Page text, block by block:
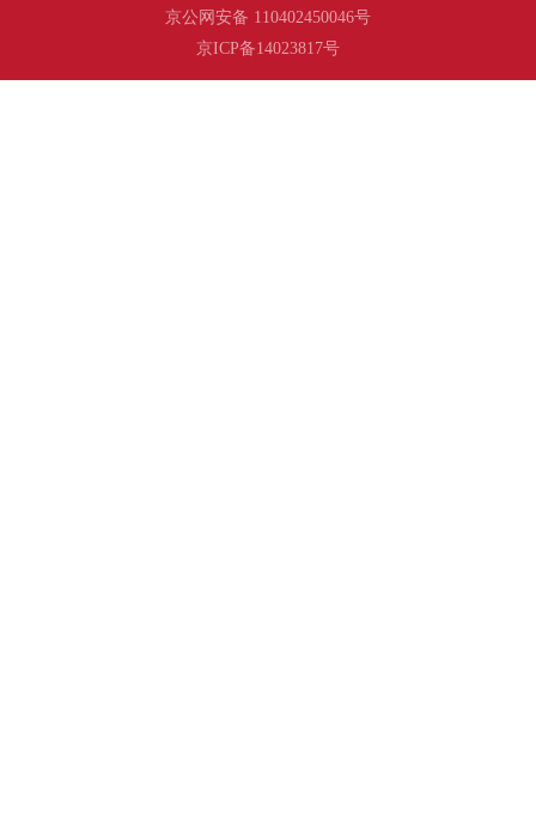
京公网安备 110402450046号
京ICP备14023817号